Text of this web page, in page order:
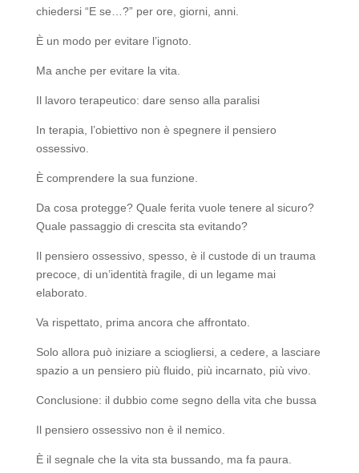
chiedersi “E se…?” per ore, giorni, anni.
È un modo per evitare l’ignoto.
Ma anche per evitare la vita.
Il lavoro terapeutico: dare senso alla paralisi
In terapia, l’obiettivo non è spegnere il pensiero
ossessivo.
È comprendere la sua funzione.
Da cosa protegge? Quale ferita vuole tenere al sicuro?
Quale passaggio di crescita sta evitando?
Il pensiero ossessivo, spesso, è il custode di un trauma
precoce, di un’identità fragile, di un legame mai
elaborato.
Va rispettato, prima ancora che affrontato.
Solo allora può iniziare a sciogliersi, a cedere, a lasciare
spazio a un pensiero più fluido, più incarnato, più vivo.
Conclusione: il dubbio come segno della vita che bussa
Il pensiero ossessivo non è il nemico.
È il segnale che la vita sta bussando, ma fa paura.